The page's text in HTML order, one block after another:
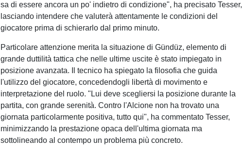
sa di essere ancora un po' indietro di condizione", ha precisato Tesser,
lasciando intendere che valuterà attentamente le condizioni del
giocatore prima di schierarlo dal primo minuto.
Particolare attenzione merita la situazione di Gündüz, elemento di
grande duttilità tattica che nelle ultime uscite è stato impiegato in
posizione avanzata. Il tecnico ha spiegato la filosofia che guida
l'utilizzo del giocatore, concedendogli libertà di movimento e
interpretazione del ruolo. "Lui deve scegliersi la posizione durante la
partita, con grande serenità. Contro l'Alcione non ha trovato una
giornata particolarmente positiva, tutto qui", ha commentato Tesser,
minimizzando la prestazione opaca dell'ultima giornata ma
sottolineando al contempo un problema più concreto.